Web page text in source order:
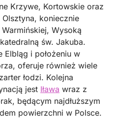
Krzywe, Kortowskie oraz
koniecznie
Wysoką
św. Jakuba.
i położeniu w
oferuje również wiele
łodzi. Kolejna
jest Iława wraz z
będącym najdłuższym
powierzchni w Polsce.